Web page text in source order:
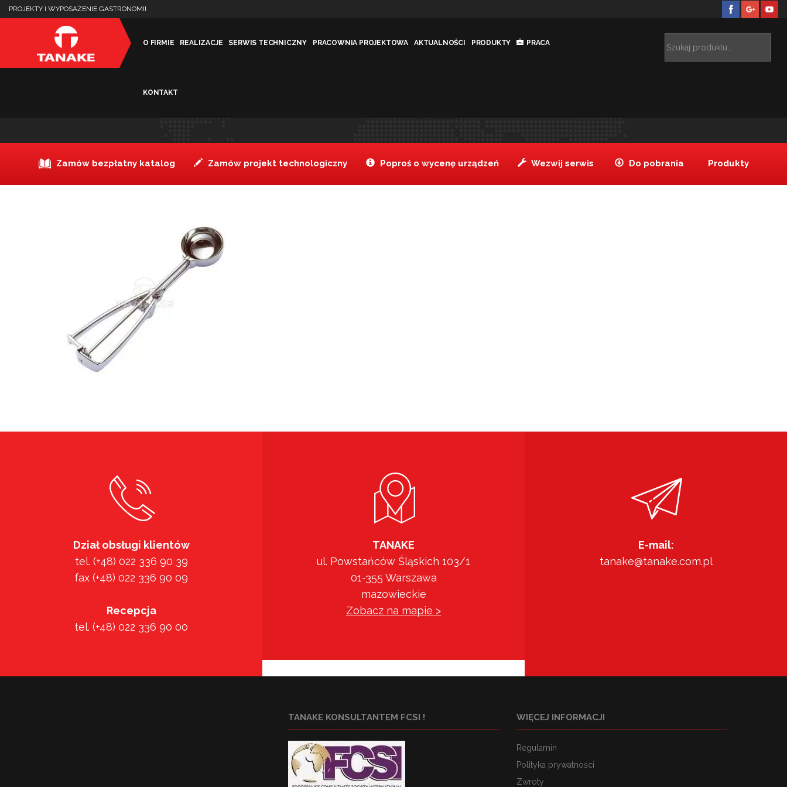
PROJEKTY I WYPOSAŻENIE GASTRONOMII
O FIRMIE REALIZACJE SERWIS TECHNICZNY PRACOWNIA PROJEKTOWA AKTUALNOŚCI PRODUKTY PRACA
KONTAKT
Zamów bezpłatny katalog Zamów projekt technologiczny Poproś o wycenę urządzeń Wezwij serwis Do pobrania Produkty
Dział obsługi klientów
tel. (+48) 022 336 90 39
fax (+48) 022 336 90 09
Recepcja
tel. (+48) 022 336 90 00
TANAKE
ul. Powstańców Śląskich 103/1
01-355 Warszawa
mazowieckie
Zobacz na mapie >
E-mail:
tanake@tanake.com.pl
TANAKE KONSULTANTEM FCSI ! WIĘCEJ INFORMACJI
Regulamin
Polityka prywatności
Zwroty